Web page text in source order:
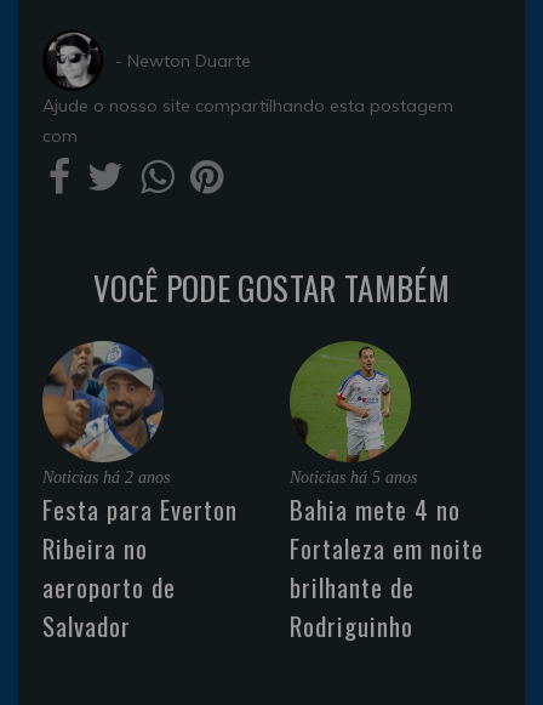
- Newton Duarte
Ajude o nosso site compartilhando esta postagem
com
VOCÊ PODE GOSTAR TAMBÉM
Noticias há 2 anos
Festa para Everton
Ribeira no
aeroporto de
Salvador
Noticias há 5 anos
Bahia mete 4 no
Fortaleza em noite
brilhante de
Rodriguinho